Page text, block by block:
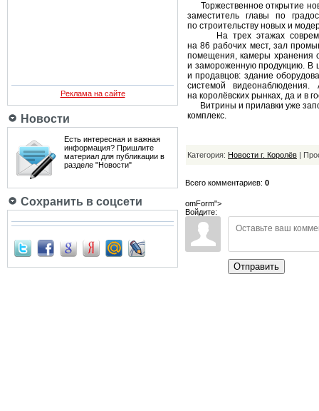
Реклама на сайте
Новости
Есть интересная и важная
информация? Пришлите
материал для публикации в
разделе "Новости"
Сохранить в соцсети
Торжественное открытие
заместитель главы по
по строительству новых и
На трех этажах
на 86 рабочих мест, зал
помещения, камеры хранения
и замороженную продукцию. В
и продавцов: здание
системой
на королёвских рынках, да и в
Витрины и прилавки уже
комплекс.
Категория: Новости г. Королёв |
Всего комментариев: 0
omForm">
Войдите:
Отправить